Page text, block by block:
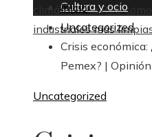
climáticas: la RSE
industriales más
Cultura y ocio
Inicio
Uncategorized
Crisis económica:
Pemex? | Opinión
Uncategorized